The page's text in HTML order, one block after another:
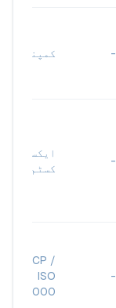
- کمپنی
-
ایکسپورٹ/
کسٹم
-
HACCP /
ISO
22000